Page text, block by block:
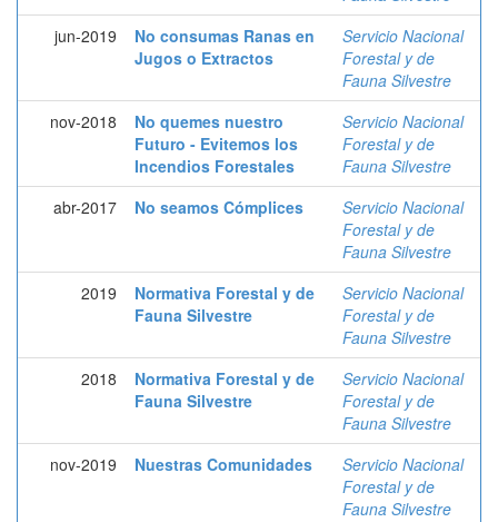
jun-2019
No consumas Ranas en
Jugos o Extractos
Servicio Nacional
Forestal y de
Fauna Silvestre
nov-2018
No quemes nuestro
Futuro - Evitemos los
Incendios Forestales
Servicio Nacional
Forestal y de
Fauna Silvestre
abr-2017
No seamos Cómplices
Servicio Nacional
Forestal y de
Fauna Silvestre
2019
Normativa Forestal y de
Fauna Silvestre
Servicio Nacional
Forestal y de
Fauna Silvestre
2018
Normativa Forestal y de
Fauna Silvestre
Servicio Nacional
Forestal y de
Fauna Silvestre
nov-2019
Nuestras Comunidades
Servicio Nacional
Forestal y de
Fauna Silvestre